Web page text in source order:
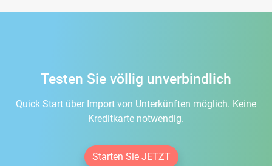
Testen Sie völlig unverbindlich
Quick Start über Import von Unterkünften möglich. Keine
Kreditkarte notwendig.
Starten Sie JETZT